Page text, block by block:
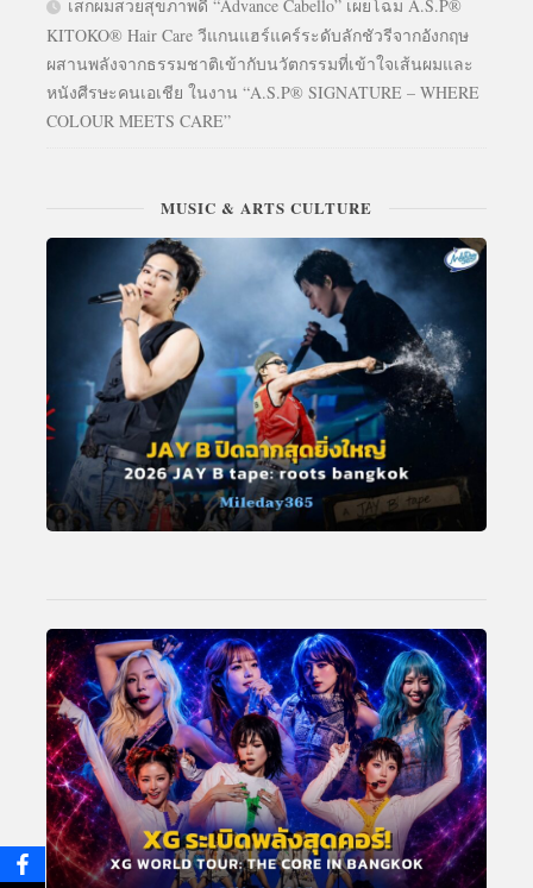
เสกผมสวยสุขภาพดี “Advance Cabello” เผยโฉม A.S.P®
KITOKO® Hair Care วีแกนแฮร์แคร์ระดับลักชัวรีจากอังกฤษ
ผสานพลังจากธรรมชาติเข้ากับนวัตกรรมที่เข้าใจเส้นผมและ
หนังศีรษะคนเอเชีย ในงาน “A.S.P® SIGNATURE – WHERE
COLOUR MEETS CARE”
MUSIC & ARTS CULTURE